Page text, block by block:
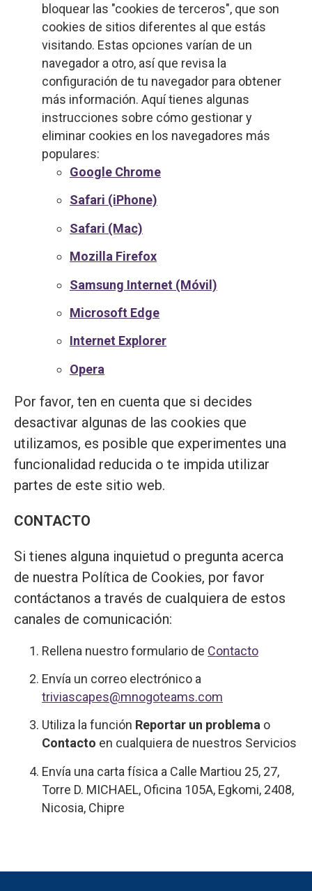
bloquear las "cookies de terceros", que son
cookies de sitios diferentes al que estás
visitando. Estas opciones varían de un
navegador a otro, así que revisa la
configuración de tu navegador para obtener
más información. Aquí tienes algunas
instrucciones sobre cómo gestionar y
eliminar cookies en los navegadores más
populares:
Google Chrome
Safari (iPhone)
Safari (Mac)
Mozilla Firefox
Samsung Internet (Móvil)
Microsoft Edge
Internet Explorer
Opera
Por favor, ten en cuenta que si decides
desactivar algunas de las cookies que
utilizamos, es posible que experimentes una
funcionalidad reducida o te impida utilizar
partes de este sitio web.
CONTACTO
Si tienes alguna inquietud o pregunta acerca
de nuestra Política de Cookies, por favor
contáctanos a través de cualquiera de estos
canales de comunicación:
Rellena nuestro formulario de Contacto
Envía un correo electrónico a
triviascapes@mnogoteams.com
Utiliza la función Reportar un problema o
Contacto en cualquiera de nuestros Servicios
Envía una carta física a Calle Martiou 25, 27,
Torre D. MICHAEL, Oficina 105A, Egkomi, 2408,
Nicosia, Chipre